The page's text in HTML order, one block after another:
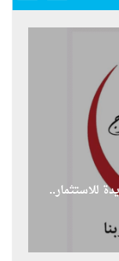
للاستثمار..